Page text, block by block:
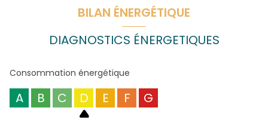
BILAN ÉNERGÉTIQUE
DIAGNOSTICS ÉNERGETIQUES
Consommation énergétique
A B C D E F G